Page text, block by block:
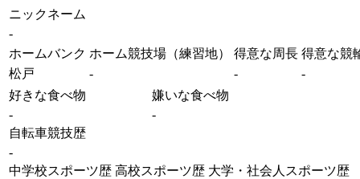
ニックネーム
-
ホームバンク ホーム競技場（練習地） 得意な周長 得意な競
松戸
- -
-
好きな食べ物
嫌いな食べ物
-
-
自転車競技歴
-
中学校スポーツ歴 高校スポーツ歴 大学・社会人スポーツ歴